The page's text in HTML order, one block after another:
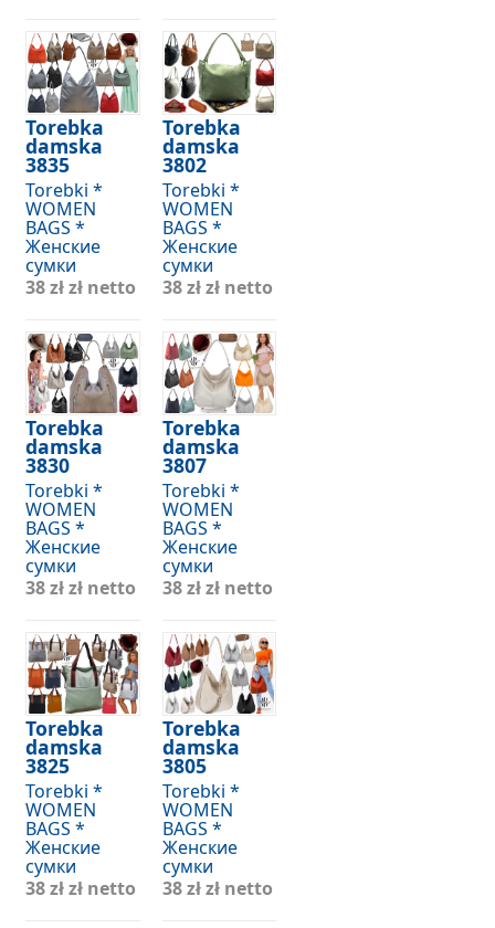
Torebka
damska
3835
Torebki *
WOMEN
BAGS *
Женские
сумки
38 złzł netto
Torebka
damska
3830
Torebki *
WOMEN
BAGS *
Женские
сумки
38 złzł netto
Torebka
damska
3825
Torebki *
WOMEN
BAGS *
Женские
сумки
38 złzł netto
Torebka
damska
3802
Torebki *
WOMEN
BAGS *
Женские
сумки
38 złzł netto
Torebka
damska
3807
Torebki *
WOMEN
BAGS *
Женские
сумки
38 złzł netto
Torebka
damska
3805
Torebki *
WOMEN
BAGS *
Женские
сумки
38 złzł netto